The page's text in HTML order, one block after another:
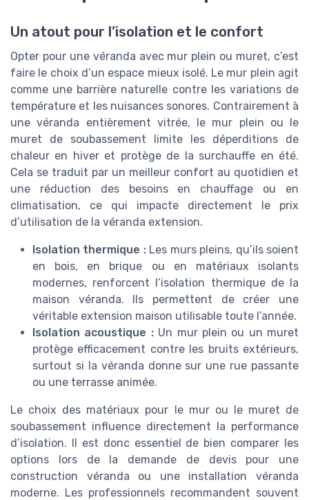
Un atout pour l’isolation et le confort
Opter pour une véranda avec mur plein ou muret, c’est
faire le choix d’un espace mieux isolé. Le mur plein agit
comme une barrière naturelle contre les variations de
température et les nuisances sonores. Contrairement à
une véranda entièrement vitrée, le mur plein ou le
muret de soubassement limite les déperditions de
chaleur en hiver et protège de la surchauffe en été.
Cela se traduit par un meilleur confort au quotidien et
une réduction des besoins en chauffage ou en
climatisation, ce qui impacte directement le prix
d’utilisation de la véranda extension.
Isolation thermique :Les murs pleins, qu’ils soient
en bois, en brique ou en matériaux isolants
modernes, renforcent l’isolation thermique de la
maison véranda. Ils permettent de créer une
véritable extension maison utilisable toute l’année.
Isolation acoustique :Un mur plein ou un muret
protège efficacement contre les bruits extérieurs,
surtout si la véranda donne sur une rue passante
ou une terrasse animée.
Le choix des matériaux pour le mur ou le muret de
soubassement influence directement la performance
d’isolation. Il est donc essentiel de bien comparer les
options lors de la demande de devis pour une
construction véranda ou une installation véranda
moderne. Les professionnels recommandent souvent